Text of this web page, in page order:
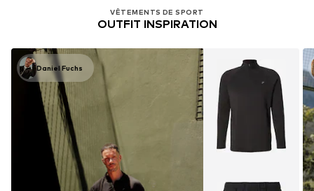
VÊTEMENTS DE SPORT
OUTFIT INSPIRATION
Daniel Fuchs